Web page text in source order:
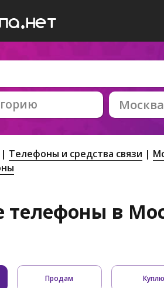
Москва
Телефоны и средства связи
телефоны в
Продам